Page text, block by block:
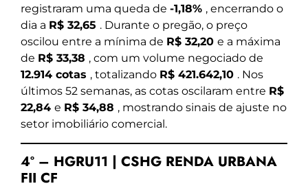
registraram uma queda de -1,18% , encerrando o
dia a R$ 32,65 . Durante o pregão, o preço
oscilou entre a mínima de R$ 32,20 e a máxima
de R$ 33,38 , com um volume negociado de
12.914 cotas , totalizando R$ 421.642,10 . Nos
últimos 52 semanas, as cotas oscilaram entre R$
22,84 e R$ 34,88 , mostrando sinais de ajuste no
setor imobiliário comercial.
4º – HGRU11 | CSHG RENDA URBANA
FII CF